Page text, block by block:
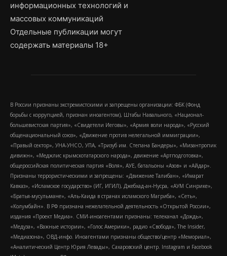
информационных технологий и
массовых коммуникаций
Отдельные публикации могут
содержать материалы 18+
В России признаны экстремистскими и запрещены организации: ФБК (Фонд
борьбы с коррупцией, признан иноагентом), Штабы Навального, «Национал-
большевистская партия», «Свидетели Иеговы», «Армия воли народа», «Русский
общенациональный союз», «Движение против нелегальной иммиграции»,
«Правый сектор», УНА-УНСО, УПА, «Тризуб им. Степана Бандеры», «Мизантропик
дивижн», «Меджлис крымскотатарского народа», движение «Артподготовка»,
общероссийская политическая партия «Воля», АУЕ, батальоны «Азов» и «Айдар».
Признаны террористическими и запрещены: «Движение Талибан», «Имарат
Кавказ», «Исламское государство» (ИГ, ИГИЛ), Джебхад-ан-Нусра, «АУМ Синрике»,
«Братья-мусульмане», «Аль-Каида в странах исламского Магриба», «Сеть»,
«Колумбайн». В РФ признана нежелательной деятельность «Открытой России»,
издания «Проект Медиа». СМИ-иноагентами признаны: телеканал «Дождь»,
«Медуза», «Важные истории», «Голос Америки», радио «Свобода», The Insider,
«Медиазона», ОВД-инфо. Иноагентами признаны общество/центр «Мемориал»,
«Аналитический Центр Юрия Левады», Сахаровский центр. Instagram и Facebook